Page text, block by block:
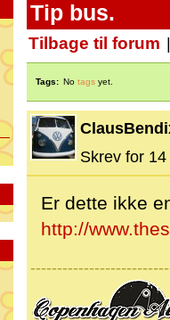
Tip bus.
Tilbage til forum
Tags: No tags yet.
Skrev for
Er dette ikke
http://